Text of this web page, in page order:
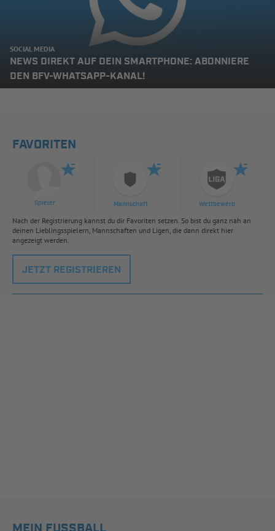
SOCIAL MEDIA
NEWS DIREKT AUF DEIN SMARTPHONE: ABONNIERE
DEN BFV-WHATSAPP-KANAL!
FAVORITEN
Spieler Mannschaft Wettbewerb
Nach der Registrierung kannst du dir Favoriten setzen. So bist du ganz nah an
deinen Lieblingsspielern, Mannschaften und Ligen, die dann direkt hier
angezeigt werden.
JETZT REGISTRIEREN